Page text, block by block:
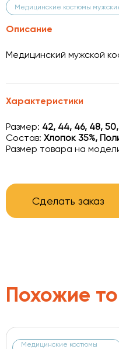
Медицинские костюмы
Описание
Медицинский мужской
Характеристики
Размер: 42, 44, 46, 48,
Состав: Хлопок 35%,
Размер товара на
Сделать заказ
Похожие
Медицинские